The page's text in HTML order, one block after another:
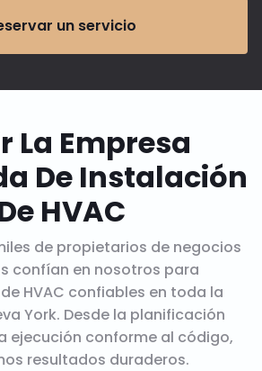
un servicio
La Empresa
De Instalación
HVAC
de propietarios de negocios
confían en nosotros para
HVAC confiables en toda la
York. Desde la planificación
ejecución conforme al código,
resultados duraderos.